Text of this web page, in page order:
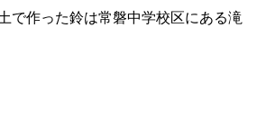
で作った鈴は常磐中学校区にある滝